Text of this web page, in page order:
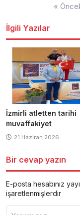
«
İlgili Yazılar
İzmirli atletten tarihi
muvaffakiyet
21 Haziran 2026
Bir cevap yazın
E-posta hesabınız
işaretlenmişlerdir